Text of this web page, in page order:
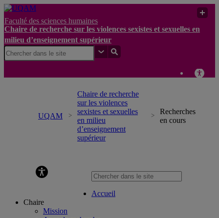
Faculté des sciences humaines
Chaire de recherche sur les violences sexistes et sexuelles en
milieu d’enseignement supérieur
UQAM
Chaire de recherche
sur les violences
sexistes et sexuelles
en milieu
d’enseignement
supérieur
Recherches
en cours
Accueil
Chaire
Mission